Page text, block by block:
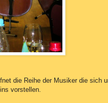
die Reihe der Musiker die sich
vorstellen.